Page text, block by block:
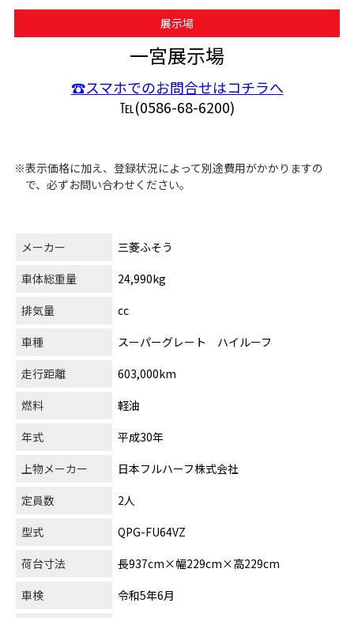
展示場
一宮展示場
☎スマホでのお問合せはコチラへ
℡(0586-68-6200)
※表示価格に加え、登録状況によって別途費用がかかりますの
で、必ずお問い合わせください。
メーカー
三菱ふそう
車体総重量
24,990kg
排気量
cc
車種
スーパーグレート ハイルーフ
走行距離
603,000km
燃料
軽油
年式
平成30年
上物メーカー
日本フルハーフ株式会社
定員数
2人
型式
QPG-FU64VZ
荷台寸法
長937cm×幅229cm×高229cm
車検
令和5年6月